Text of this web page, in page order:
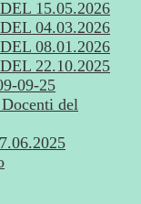
15.05.2026
04.03.2026
08.01.2026
22.10.2025
09-25
del